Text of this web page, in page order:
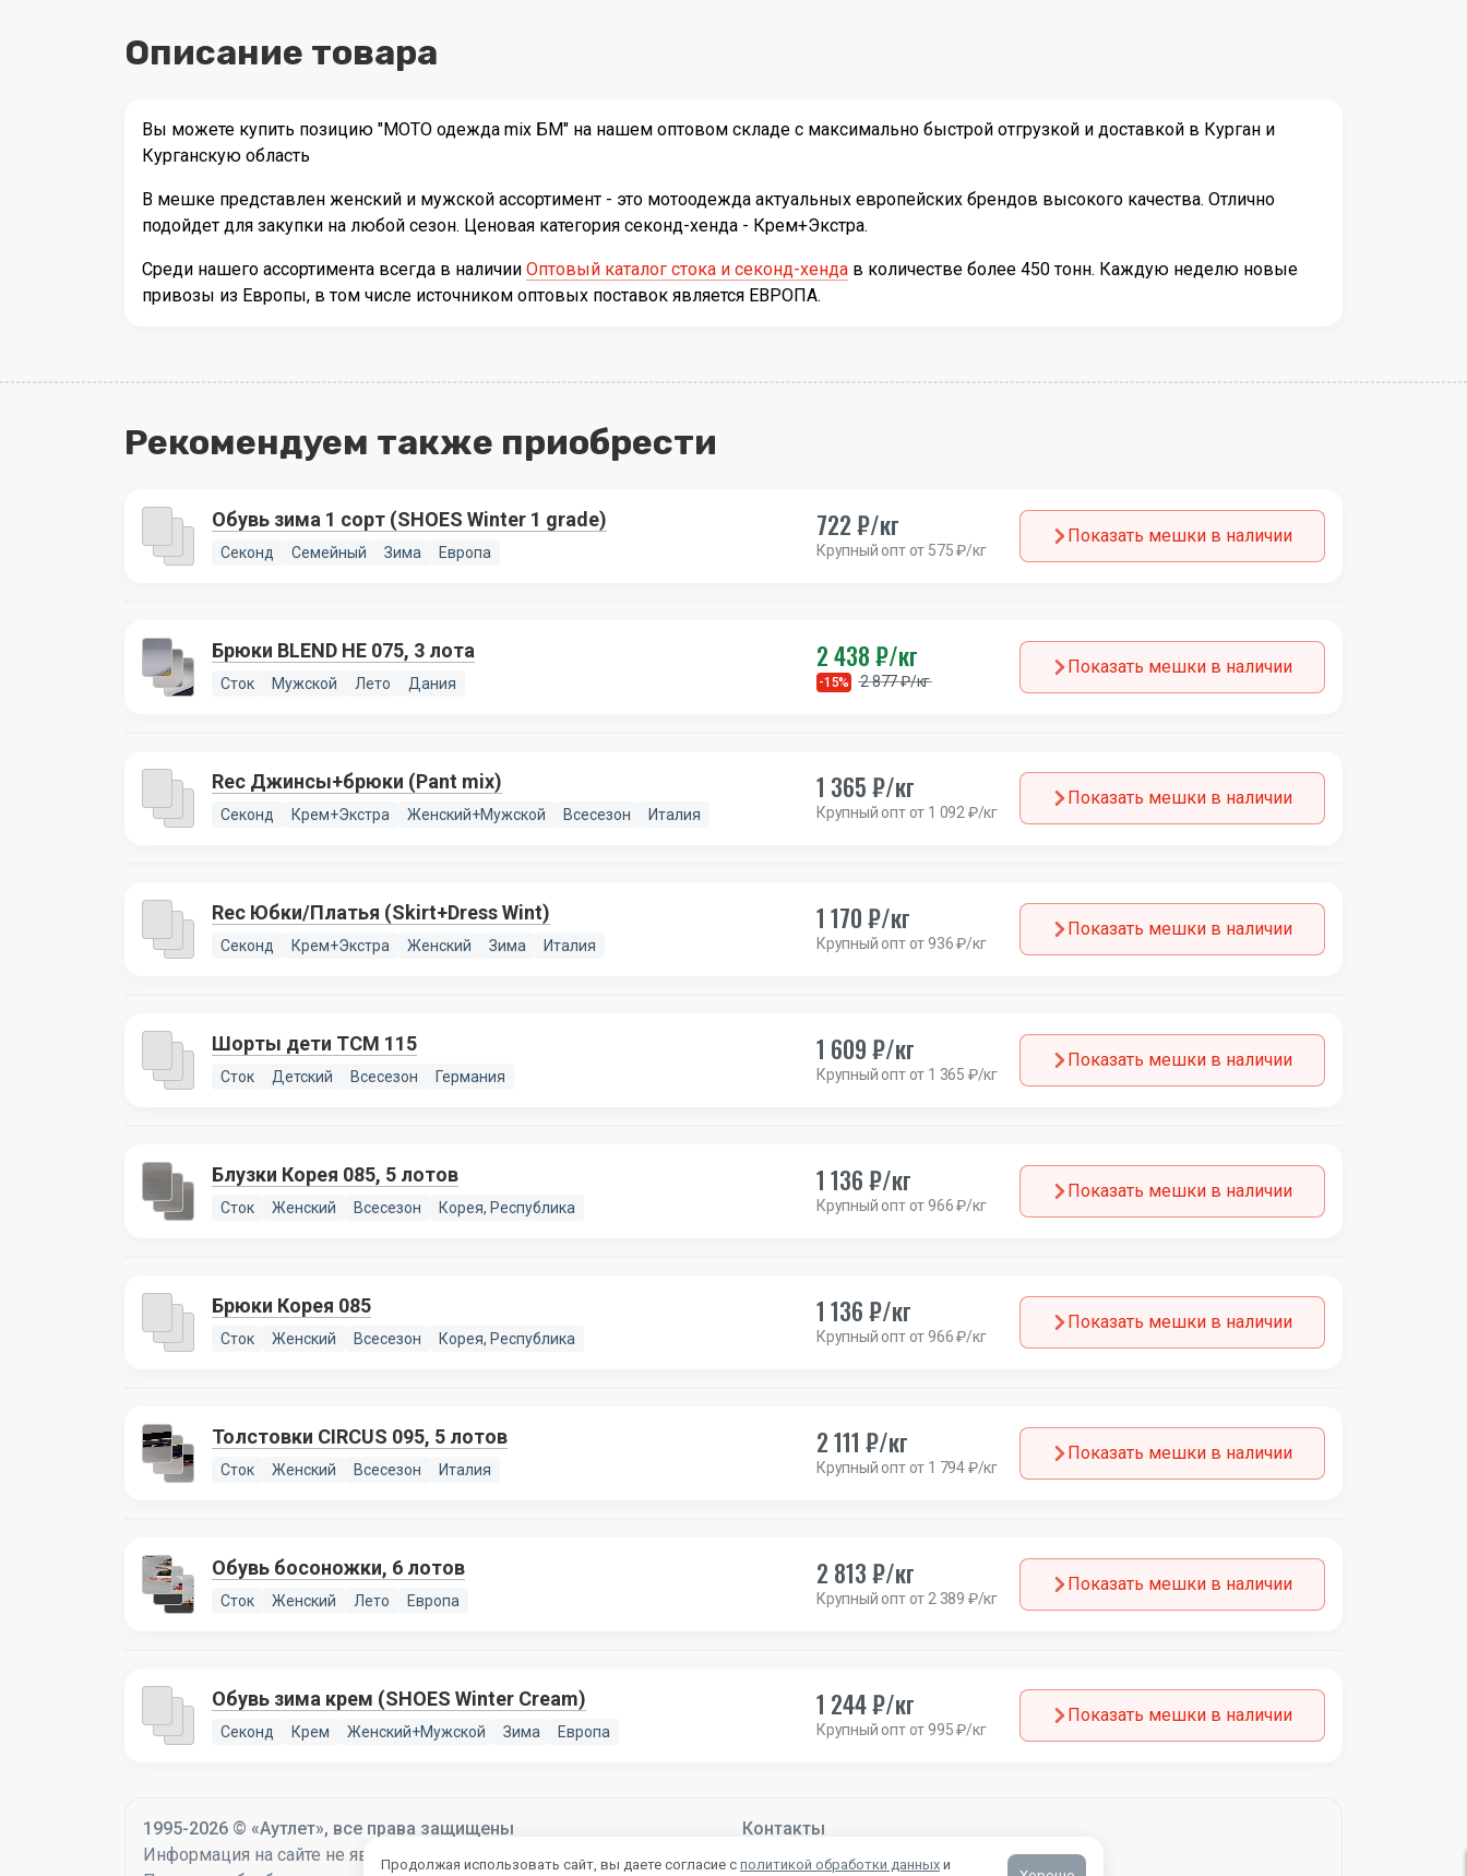
Описание товара
Вы можете купить позицию "МОТО одежда mix БМ" на нашем оптовом складе с максимально быстрой отгрузкой и доставкой в Курган и
Курганскую область
В мешке представлен женский и мужской ассортимент - это мотоодежда актуальных европейских брендов высокого качества. Отлично
подойдет для закупки на любой сезон. Ценовая категория секонд-хенда - Крем+Экстра.
Среди нашего ассортимента всегда в наличии Оптовый каталог стока и секонд-хенда в количестве более 450 тонн. Каждую неделю новые
привозы из Европы, в том числе источником оптовых поставок является ЕВРОПА.
Рекомендуем также приобрести
Обувь зима 1 сорт (SHOES Winter 1 grade)
Секонд Семейный Зима Европа
722 ₽/кг
Крупный опт от 575 ₽/кг
Показать мешки в наличии
Брюки BLEND HE 075, 3 лота
Сток Мужской Лето Дания
2 438 ₽/кг
-15% 2 877 ₽/кг
Показать мешки в наличии
Rec Джинсы+брюки (Pant mix)
Секонд Крем+Экстра Женский+Мужской Всесезон Италия
1 365 ₽/кг
Крупный опт от 1 092 ₽/кг
Показать мешки в наличии
Rec Юбки/Платья (Skirt+Dress Wint)
Секонд Крем+Экстра Женский Зима Италия
1 170 ₽/кг
Крупный опт от 936 ₽/кг
Показать мешки в наличии
Шорты дети TCM 115
Сток Детский Всесезон Германия
1 609 ₽/кг
Крупный опт от 1 365 ₽/кг
Показать мешки в наличии
Блузки Корея 085, 5 лотов
Сток Женский Всесезон Корея, Республика
1 136 ₽/кг
Крупный опт от 966 ₽/кг
Показать мешки в наличии
Брюки Корея 085
Сток Женский Всесезон Корея, Республика
1 136 ₽/кг
Крупный опт от 966 ₽/кг
Показать мешки в наличии
Толстовки CIRCUS 095, 5 лотов
Сток Женский Всесезон Италия
2 111 ₽/кг
Крупный опт от 1 794 ₽/кг
Показать мешки в наличии
Обувь босоножки, 6 лотов
Сток Женский Лето Европа
2 813 ₽/кг
Крупный опт от 2 389 ₽/кг
Показать мешки в наличии
Обувь зима крем (SHOES Winter Cream)
Секонд Крем Женский+Мужской Зима Европа
1 244 ₽/кг
Крупный опт от 995 ₽/кг
Показать мешки в наличии
1995-2026 © «Аутлет», все права защищены
Информация на сайте не является офертой –
Подробнее
Контакты
+7 800 222-28-53
Продолжая использовать сайт, вы даете согласие с политикой обработки данных и